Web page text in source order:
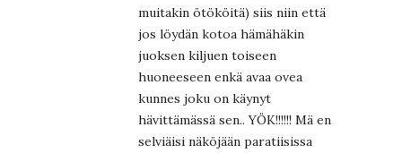
muitakin ötököitä) siis niin että
jos löydän kotoa hämähäkin
juoksen kiljuen toiseen
huoneeseen enkä avaa ovea
kunnes joku on käynyt
hävittämässä sen.. YÖK!!!!!! Mä en
selviäisi näköjään paratiisissa